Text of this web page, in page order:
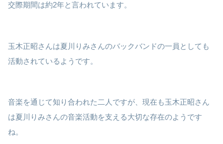
交際期間は約2年と言われています。
玉木正昭さんは夏川りみさんのバックバンドの一員としても
活動されているようです。
音楽を通じて知り合われた二人ですが、現在も玉木正昭さん
は夏川りみさんの音楽活動を支える大切な存在のようです
ね。